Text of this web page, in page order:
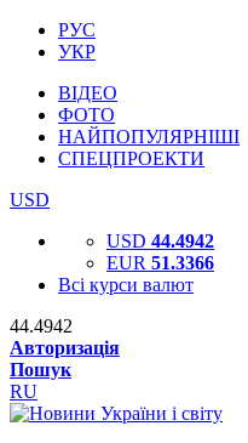
РУС
УКР
ВІДЕО
ФОТО
НАЙПОПУЛЯРНІШІ
СПЕЦПРОЕКТИ
USD
USD 44.4942
EUR 51.3366
Всі курси валют
44.4942
Авторизація
Пошук
RU